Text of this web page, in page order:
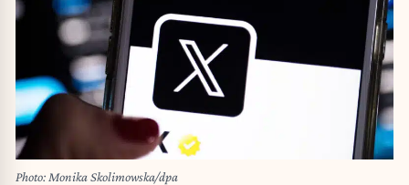
Photo: Monika Skolimowska/dpa